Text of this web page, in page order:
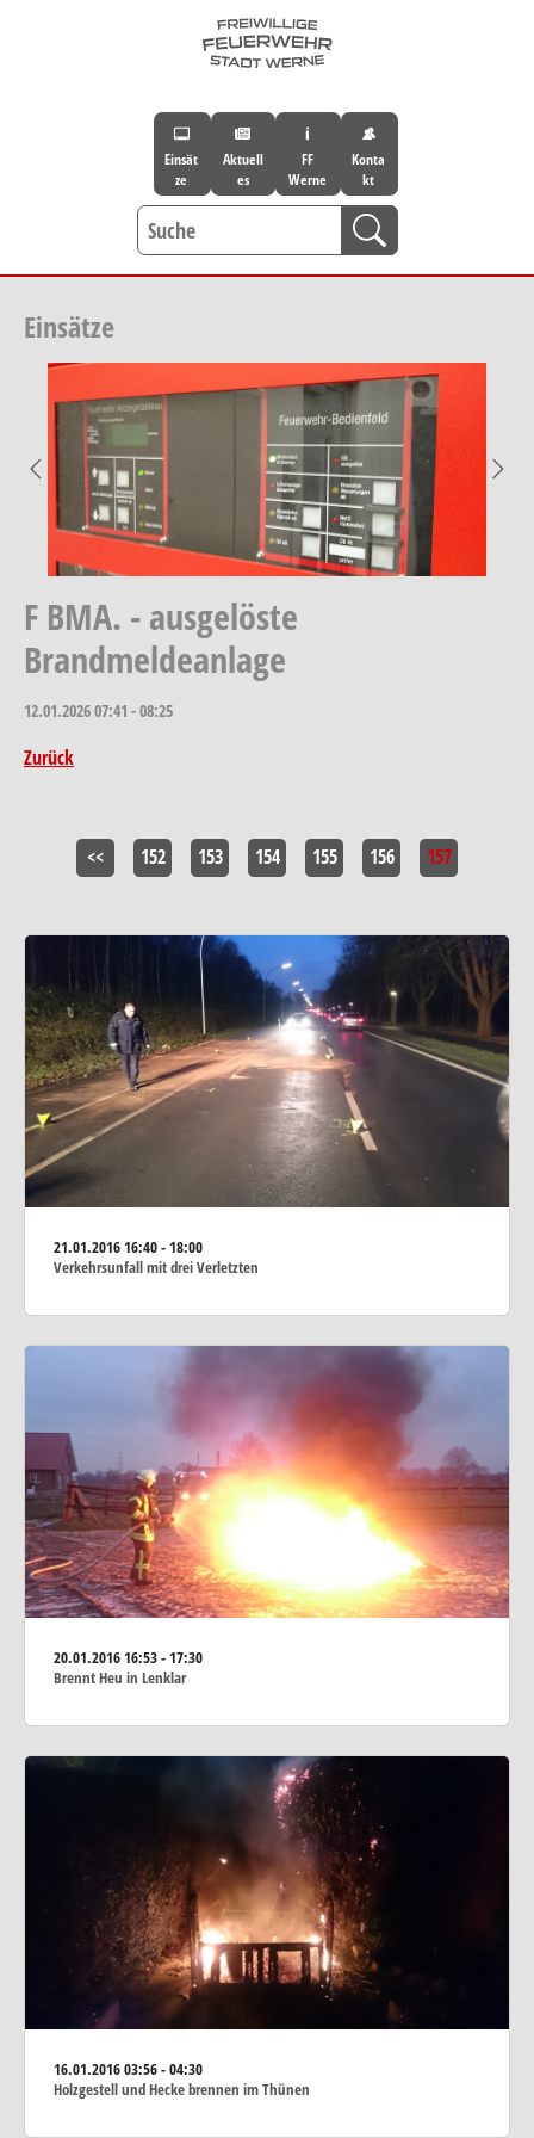
Einsät
ze
Aktuell
es
FF
Werne
Konta
kt
Einsätze
Previous
F BMA. - ausgelöste
Brandmeldeanlage
12.01.202607:41 - 08:25
Zurück
<< 152 153 154 155 156 157
21.01.201616:40 - 18:00
Verkehrsunfall mit drei Verletzten
20.01.201616:53 - 17:30
Brennt Heu in Lenklar
16.01.201603:56 - 04:30
Holzgestell und Hecke brennen im Thünen